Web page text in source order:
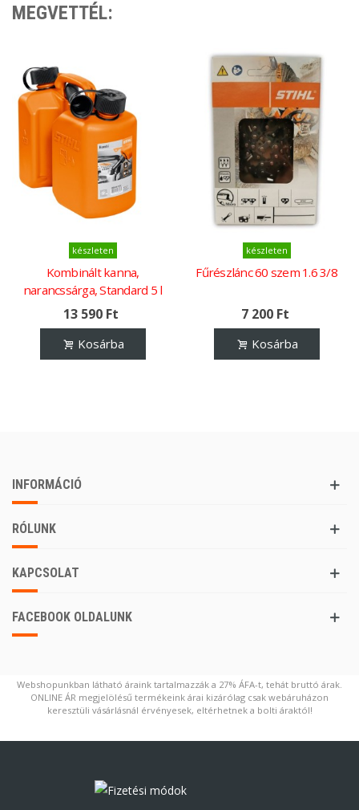
MEGVETTÉL:
készleten
Kombinált kanna,
narancssárga, Standard 5 l
üzemanyag és 3 l lánckenő
olaj
13 590 Ft
Kosárba
készleten
Fűrészlánc 60 szem 1.6 3/8
7 200 Ft
Kosárba
INFORMÁCIÓ
RÓLUNK
KAPCSOLAT
FACEBOOK OLDALUNK
Webshopunkban látható áraink tartalmazzák a 27% ÁFA-t, tehát bruttó árak.
ONLINE ÁR megjelölésű termékeink árai kizárólag csak webáruházon
keresztüli vásárlásnál érvényesek, eltérhetnek a bolti áraktól!